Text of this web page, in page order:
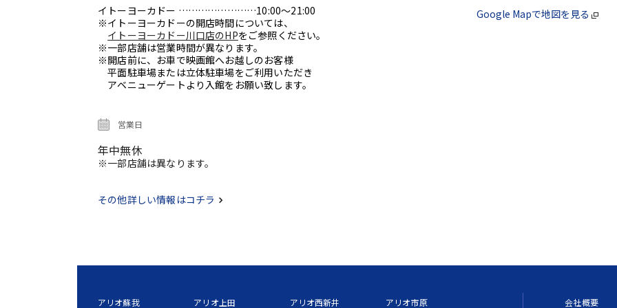
イトーヨーカドー ……………………10:00～21:00
※イトーヨーカドーの開店時間については、
イトーヨーカドー川口店のHPをご参照ください。
※一部店舗は営業時間が異なります。
※開店前に、お車で映画館へお越しのお客様
平面駐車場または立体駐車場をご利用いただき
アベニューゲートより入館をお願い致します。
営業日
年中無休
※一部店舗は異なります。
その他詳しい情報はコチラ
Google Mapで地図を見る
アリオ蘇我 アリオ上田 アリオ西新井 アリオ市原 会社概要